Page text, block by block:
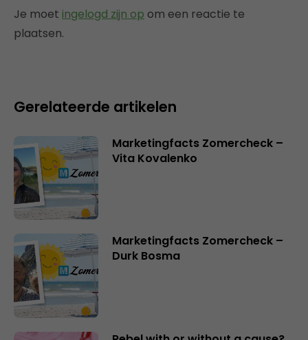
Je moet ingelogd zijn op om een reactie te
plaatsen.
Gerelateerde artikelen
Marketingfacts Zomercheck –
Vita Kovalenko
Marketingfacts Zomercheck –
Durk Bosma